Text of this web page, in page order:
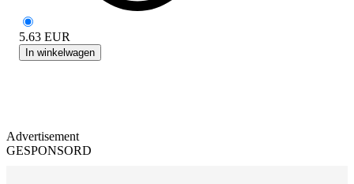
5.63 EUR
In winkelwagen
Advertisement
GESPONSORD